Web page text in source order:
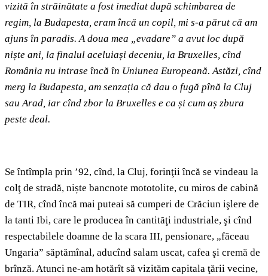
vizită în străinătate a fost imediat după schimbarea de
regim, la Budapesta, eram încă un copil, mi s-a părut că am
ajuns în paradis. A doua mea „evadare” a avut loc după
niște ani, la finalul aceluiași deceniu, la Bruxelles, cînd
România nu intrase încă în Uniunea Europeană. Astăzi, cînd
merg la Budapesta, am senzația că dau o fugă pînă la Cluj
sau Arad, iar cînd zbor la Bruxelles e ca și cum aș zbura
peste deal.
Se întîmpla prin ’92, cînd, la Cluj, forinţii încă se vindeau la
colţ de stradă, niște bancnote mototolite, cu miros de cabină
de TIR, cînd încă mai puteai să cumperi de Crăciun işlere de
la tanti Ibi, care le producea în cantităţi industriale, şi cînd
respectabilele doamne de la scara III, pensionare, „făceau
Ungaria” săptămînal, aducînd salam uscat, cafea şi cremă de
brînză. Atunci ne-am hotărît să vizităm capitala ţării vecine,